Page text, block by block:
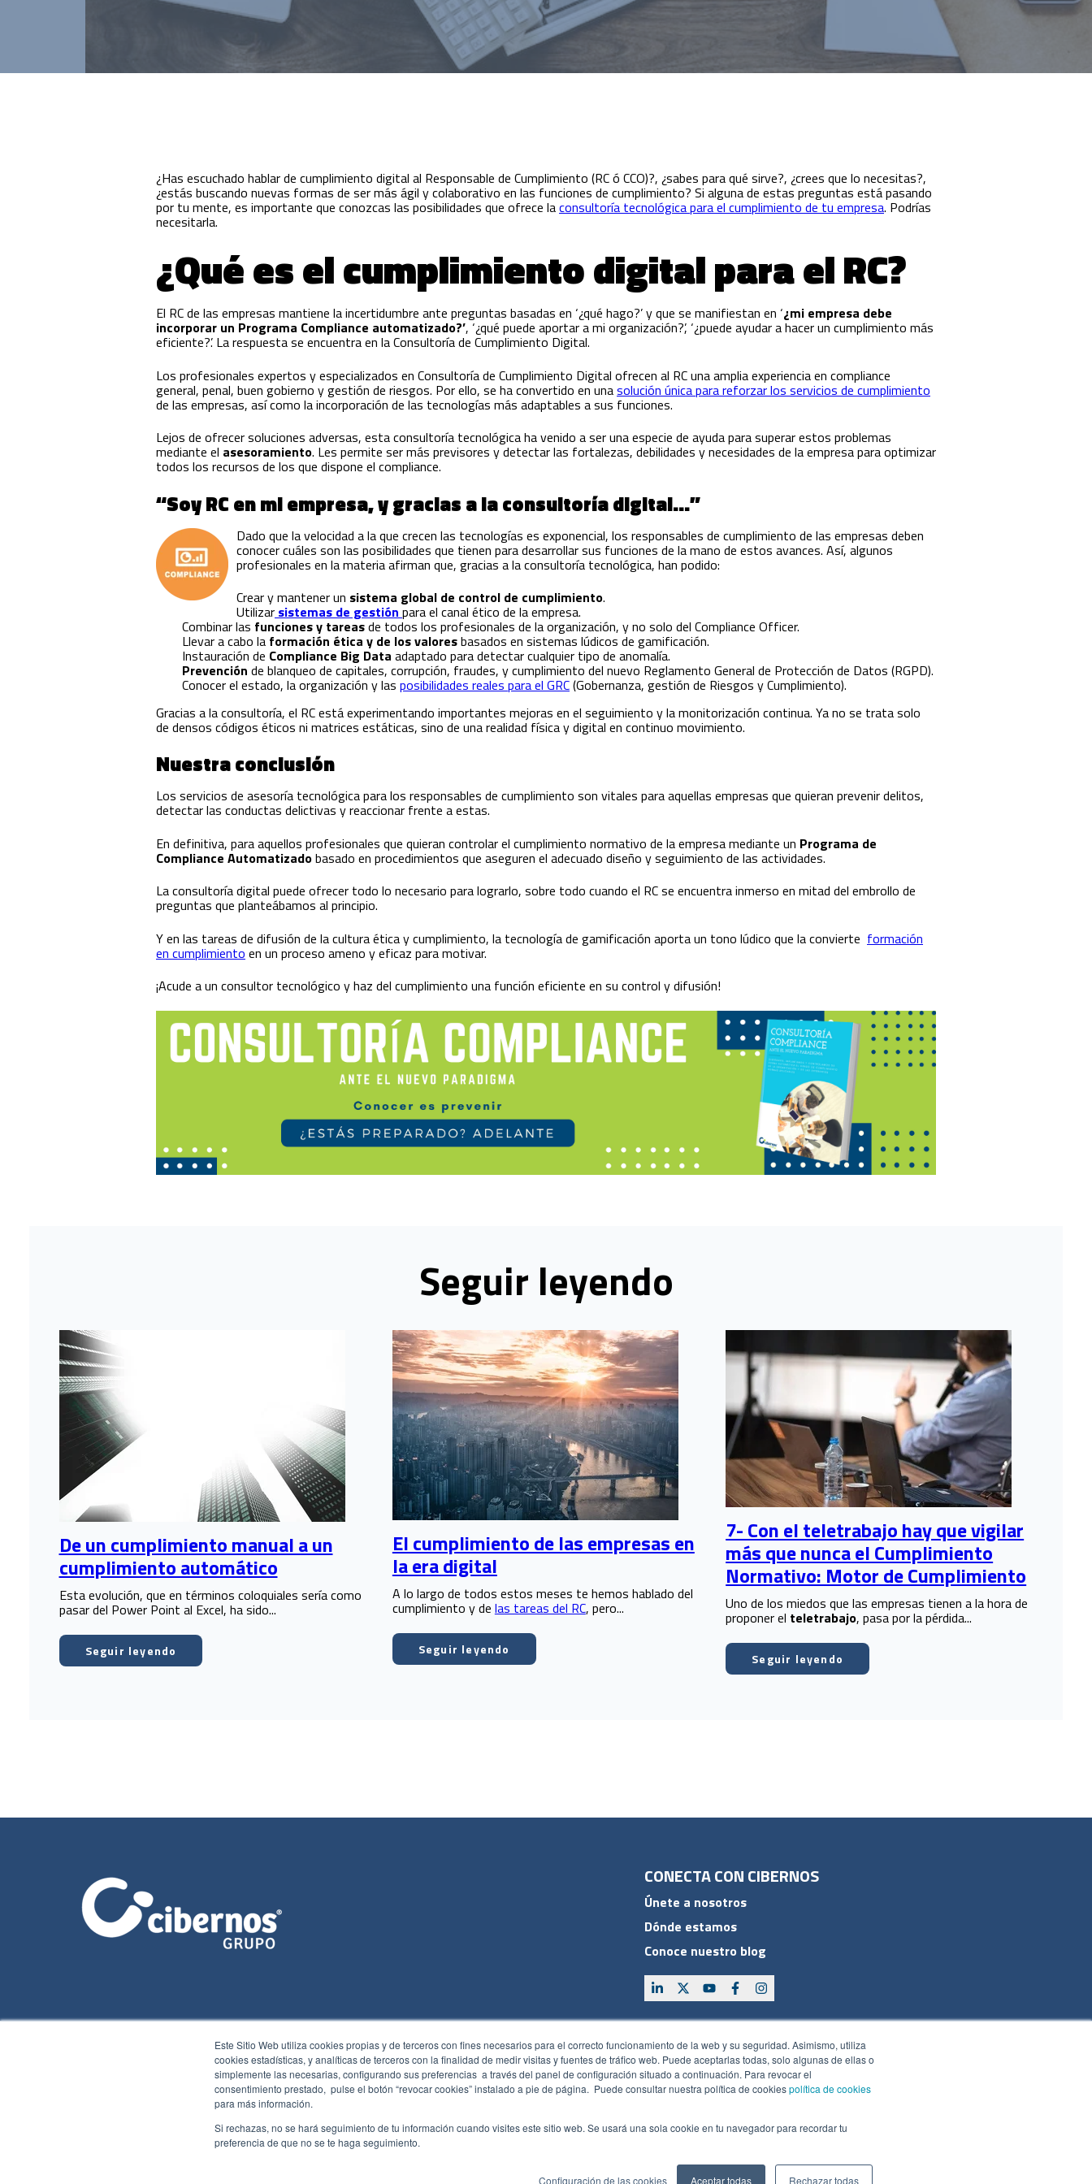
Este Sitio Web utiliza cookies propias y de terceros con fines necesarios para el correcto funcionamiento de la web y su seguridad. Asimismo, utiliza
cookies estadísticas, y analíticas de terceros con la finalidad de medir visitas y fuentes de tráfico web. Puede aceptarlas todas, solo algunas de ellas o
simplemente las necesarias, configurando sus preferencias a través del panel de configuración situado a continuación. Para revocar el
consentimiento prestado, pulse el botón “revocar cookies” instalado a pie de página. Puede consultar nuestra política de cookiespolítica de cookies
para más información.
Si rechazas, no se hará seguimiento de tu información cuando visites este sitio web. Se usará una sola cookie en tu navegador para recordar tu
preferencia de que no se te haga seguimiento.
Configuración de las cookies Aceptar todas Rechazar todas
Innovación para optimizar la gestión
¿Has escuchado hablar de cumplimiento digital al Responsable de Cumplimiento (RC ó CCO)?, ¿sabes para qué sirve?, ¿crees que lo necesitas?,
¿estás buscando nuevas formas de ser más ágil y colaborativo en las funciones de cumplimiento? Si alguna de estas preguntas está pasando
por tu mente, es importante que conozcas las posibilidades que ofrece laconsultoría tecnológica para el cumplimiento de tu empresa. Podrías
necesitarla.
¿Qué es el cumplimiento digital para el RC?
El RC de las empresas mantiene la incertidumbre ante preguntas basadas en ‘¿qué hago?’ y que se manifiestan en ‘¿mi empresa debe
incorporar un Programa Compliance automatizado?’, ‘¿qué puede aportar a mi organización?’, ‘¿puede ayudar a hacer un cumplimiento más
eficiente?’. La respuesta se encuentra en la Consultoría de Cumplimiento Digital.
Los profesionales expertos y especializados en Consultoría de Cumplimiento Digital ofrecen al RC una amplia experiencia en compliance
general, penal, buen gobierno y gestión de riesgos. Por ello, se ha convertido en unasolución única para reforzar los servicios de cumplimiento
de las empresas, así como la incorporación de las tecnologías más adaptables a sus funciones.
Lejos de ofrecer soluciones adversas, esta consultoría tecnológica ha venido a ser una especie de ayuda para superar estos problemas
mediante el asesoramiento. Les permite ser más previsores y detectar las fortalezas, debilidades y necesidades de la empresa para optimizar
todos los recursos de los que dispone el compliance.
“Soy RC en mi empresa, y gracias a la consultoría digital…”
Dado que la velocidad a la que crecen las tecnologías es exponencial, los responsables de cumplimiento de las empresas deben
conocer cuáles son las posibilidades que tienen para desarrollar sus funciones de la mano de estos avances. Así, algunos
profesionales en la materia afirman que, gracias a la consultoría tecnológica, han podido:
Crear y mantener un sistema global de control de cumplimiento.
Utilizar sistemas de gestión para el canal ético de la empresa.
Combinar las funciones y tareasde todos los profesionales de la organización, y no solo del Compliance Officer.
Llevar a cabo la formación ética y de los valoresbasados en sistemas lúdicos de gamificación.
Instauración de Compliance Big Data adaptado para detectar cualquier tipo de anomalía.
Prevención de blanqueo de capitales, corrupción, fraudes, y cumplimiento del nuevo Reglamento General de Protección de Datos (RGPD).
Conocer el estado, la organización y las posibilidades reales para el GRC(Gobernanza, gestión de Riesgos y Cumplimiento).
Gracias a la consultoría, el RC está experimentando importantes mejoras en el seguimiento y la monitorización continua. Ya no se trata solo
de densos códigos éticos ni matrices estáticas, sino de una realidad física y digital en continuo movimiento.
Nuestra conclusión
Los servicios de asesoría tecnológica para los responsables de cumplimiento son vitales para aquellas empresas que quieran prevenir delitos,
detectar las conductas delictivas y reaccionar frente a estas.
En definitiva, para aquellos profesionales que quieran controlar el cumplimiento normativo de la empresa mediante un Programa de
Compliance Automatizadobasado en procedimientos que aseguren el adecuado diseño y seguimiento de las actividades.
La consultoría digital puede ofrecer todo lo necesario para lograrlo, sobre todo cuando el RC se encuentra inmerso en mitad del embrollo de
preguntas que planteábamos al principio.
Y en las tareas de difusión de la cultura ética y cumplimiento, la tecnología de gamificación aporta un tono lúdico que la convierte formación
en cumplimiento en un proceso ameno y eficaz para motivar.
¡Acude a un consultor tecnológico y haz del cumplimiento una función eficiente en su control y difusión!
Seguir leyendo
De un cumplimiento manual a un
cumplimiento automático
Esta evolución, que en términos coloquiales sería como
pasar del Power Point al Excel, ha sido...
Seguir leyendo
El cumplimiento de las empresas en
la era digital
A lo largo de todos estos meses te hemos hablado del
cumplimiento y de las tareas del RC, pero...
Seguir leyendo
7- Con el teletrabajo hay que vigilar
más que nunca el Cumplimiento
Normativo: Motor de Cumplimiento
Uno de los miedos que las empresas tienen a la hora de
proponer el teletrabajo, pasa por la pérdida...
Seguir leyendo
Aviso legal Política de cookies
CONECTA CON CIBERNOS
Únete a nosotros
Dónde estamos
Conoce nuestro blog
ACCESOS
Plan CRM
Intranet